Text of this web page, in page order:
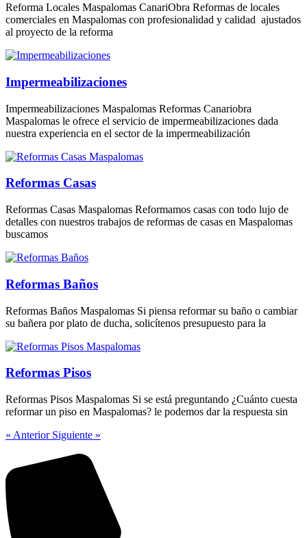
Reforma Locales Maspalomas CanariObra Reformas de locales
comerciales en Maspalomas con profesionalidad y calidad ajustados
al proyecto de la reforma
Impermeabilizaciones
Impermeabilizaciones Maspalomas Reformas Canariobra
Maspalomas le ofrece el servicio de impermeabilizaciones dada
nuestra experiencia en el sector de la impermeabilización
Reformas Casas
Reformas Casas Maspalomas Reformamos casas con todo lujo de
detalles con nuestros trabajos de reformas de casas en Maspalomas
buscamos
Reformas Baños
Reformas Baños Maspalomas Si piensa reformar su baño o cambiar
su bañera por plato de ducha, solicítenos presupuesto para la
Reformas Pisos
Reformas Pisos Maspalomas Si se está preguntando ¿Cuánto cuesta
reformar un piso en Maspalomas? le podemos dar la respuesta sin
« Anterior Siguiente »